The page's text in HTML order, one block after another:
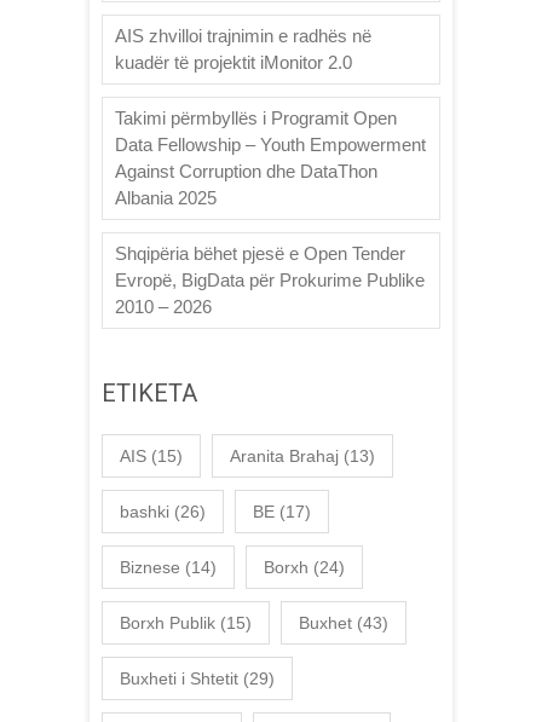
AIS zhvilloi trajnimin e radhës në
kuadër të projektit iMonitor 2.0
Takimi përmbyllës i Programit Open
Data Fellowship – Youth Empowerment
Against Corruption dhe DataThon
Albania 2025
Shqipëria bëhet pjesë e Open Tender
Evropë, BigData për Prokurime Publike
2010 – 2026
ETIKETA
AIS (15) Aranita Brahaj (13)
bashki (26) BE (17)
Biznese (14) Borxh (24)
Borxh Publik (15) Buxhet (43)
Buxheti i Shtetit (29)